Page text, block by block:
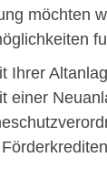
möchten
Ihrer
einer